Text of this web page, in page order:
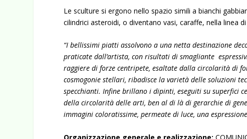
Le sculture si ergono nello spazio simili a bianchi
cilindrici asteroidi, o diventano vasi, caraffe, nella linea
“I bellissimi piatti assolvono a una netta destinazione
praticate dall’artista, con risultati di smagliante
raggiere di forze centripete, esaltate dalla circolarità di
cosmogonie stellari, ribadisce la varietà delle soluzioni
specchianti. Infine brillano i dipinti, eseguiti su superfici
della circolarità delle arti, ben al di là di gerarchie di
immagini coloratissime, permeate di luce, una
Organizzazione generale e realizzazione: